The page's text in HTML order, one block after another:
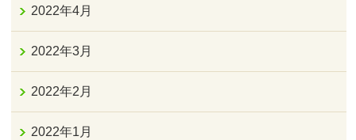
2022年4月
2022年3月
2022年2月
2022年1月